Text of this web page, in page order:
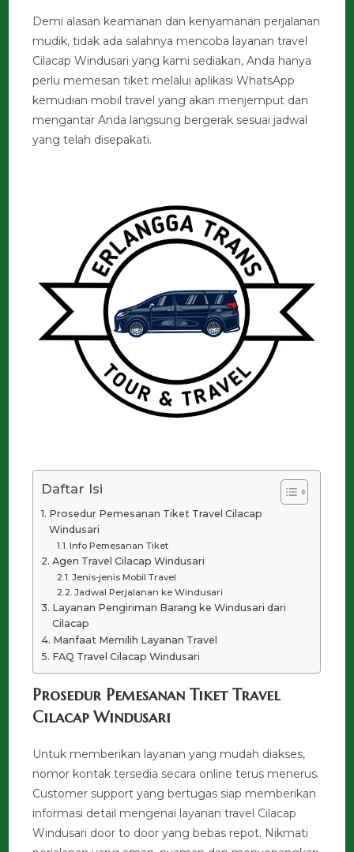
Demi alasan keamanan dan kenyamanan perjalanan
mudik, tidak ada salahnya mencoba layanan travel
Cilacap Windusari yang kami sediakan, Anda hanya
perlu memesan tiket melalui aplikasi WhatsApp
kemudian mobil travel yang akan menjemput dan
mengantar Anda langsung bergerak sesuai jadwal
yang telah disepakati.
Daftar Isi
Prosedur Pemesanan Tiket Travel Cilacap
Windusari
Info Pemesanan Tiket
Agen Travel Cilacap Windusari
Jenis-jenis Mobil Travel
Jadwal Perjalanan ke Windusari
Layanan Pengiriman Barang ke Windusari dari
Cilacap
Manfaat Memilih Layanan Travel
FAQ Travel Cilacap Windusari
Prosedur Pemesanan Tiket Travel
Cilacap Windusari
Untuk memberikan layanan yang mudah diakses,
nomor kontak tersedia secara online terus menerus.
Customer support yang bertugas siap memberikan
informasi detail mengenai layanan travel Cilacap
Windusari door to door yang bebas repot. Nikmati